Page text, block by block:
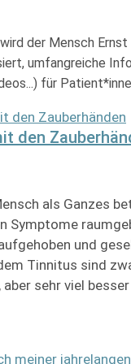
der Mensch Ernst
umfangreiche
für
den
als Ganzes
Symptome
und
Tinnitus sind
sehr viel besser